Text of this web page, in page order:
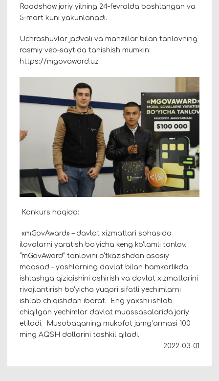
Roadshow joriy yilning 24-fevralda boshlangan va
5-mart kuni yakunlanadi.
Uchrashuvlar jadvali va manzillar bilan tanlovning
rasmiy veb-saytida tanishish mumkin:
https://mgovaward.uz
Konkurs haqida:
«mGovAward» – davlat xizmatlari sohasida
ilovalarni yaratish bo‘yicha keng ko‘lamli tanlov.
“mGovAward” tanlovini o‘tkazishdan asosiy
maqsad – yoshlarning davlat bilan hamkorlikda
ishlashga qiziqishini oshirish va davlat xizmatlarini
rivojlantirish bo‘yicha yuqori sifatli yechimlarni
ishlab chiqishdan iborat. Eng yaxshi ishlab
chiqilgan yechimlar davlat muassasalarida joriy
etiladi. Musobaqaning mukofot jamgʻarmasi 100
ming AQSH dollarini tashkil qiladi.
2022-03-01